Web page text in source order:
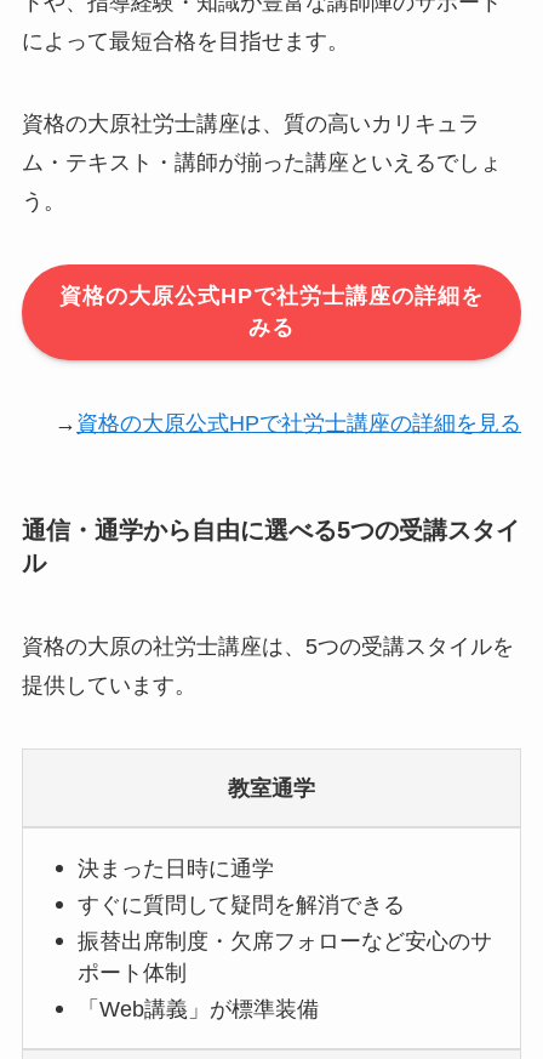
によって最短合格を目指せます。
資格の大原社労士講座は、質の高いカリキュラ
ム・テキスト・講師が揃った講座といえるでしょ
う。
資格の大原公式HPで社労士講座の詳細を
みる
→ 資格の大原公式HPで社労士講座の詳細を見る
通信・通学から自由に選べる5つの受講スタイ
ル
資格の大原の社労士講座は、5つの受講スタイルを
提供しています。
教室通学
決まった日時に通学
すぐに質問して疑問を解消できる
振替出席制度・欠席フォローなど安心のサ
ポート体制
「Web講義」が標準装備